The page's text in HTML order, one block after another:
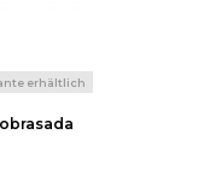
erhältlich